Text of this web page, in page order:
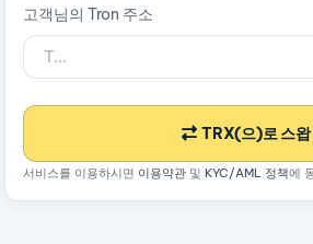
고객님의 Tron 주소
TRX(으)로 스왑
서비스를 이용하시면 이용약관 및 KYC/AML 정책에